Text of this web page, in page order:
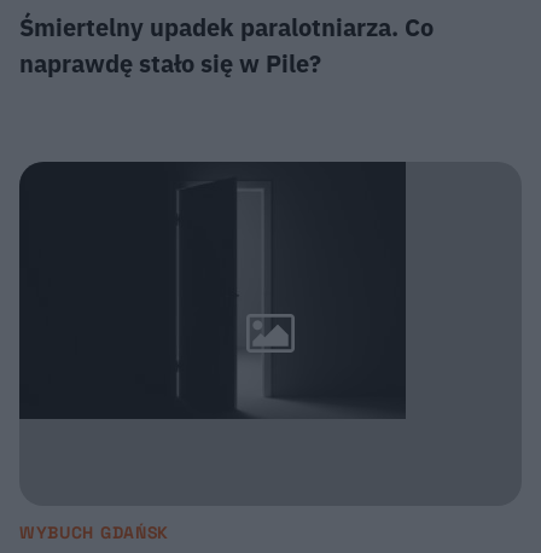
Śmiertelny upadek paralotniarza. Co
naprawdę stało się w Pile?
WYBUCH GDAŃSK